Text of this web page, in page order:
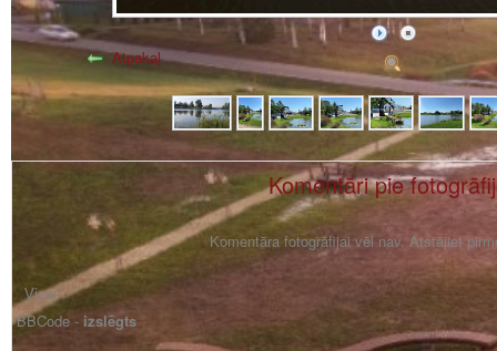
Atpakaļ
Komentāri pie
Komentāra fotogrāfijai vēl nav. Atstājiet
BBCode - izslēgts